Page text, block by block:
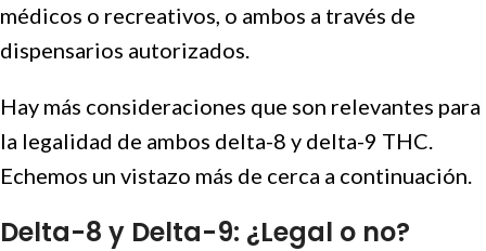
médicos o recreativos, o ambos a través de
dispensarios autorizados.
Hay más consideraciones que son relevantes para
la legalidad de ambos delta-8 y delta-9 THC.
Echemos un vistazo más de cerca a continuación.
Delta-8 y Delta-9: ¿Legal o no?